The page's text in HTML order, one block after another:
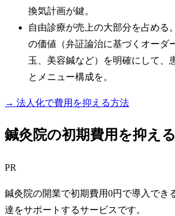
換気計画が鍵。
自由診療が売上の大部分を占める
の価値（弁証論治に基づくオーダ
玉、美容鍼など）を明確にして、
とメニュー構成を。
→ 法人化で費用を抑える方法
鍼灸院の初期費用を抑え
PR
鍼灸院の開業で初期費用0円で導入でき
達をサポートするサービスです。